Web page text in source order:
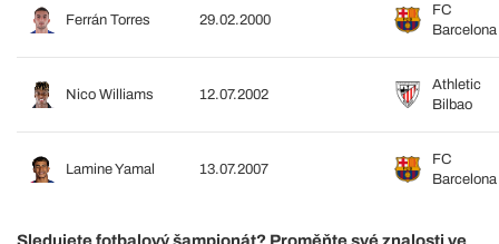
Ferrán Torres 29.02.2000
FC
Barcelona
Nico Williams 12.07.2002
Athletic
Bilbao
Lamine Yamal 13.07.2007
FC
Barcelona